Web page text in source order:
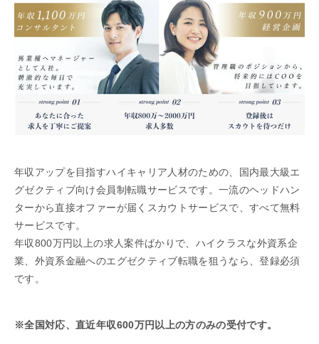
年収アップを目指すハイキャリア人材のための、国内最大級エ
グゼクティブ向け会員制転職サービスです。一流のヘッドハン
ターから直接オファーが届くスカウトサービスで、すべて無料
サービスです。
年収800万円以上の求人案件ばかりで、ハイクラスな外資系企
業、外資系金融へのエグゼクティブ転職を狙うなら、登録必須
です。
※全国対応、直近年収600万円以上の方のみの受付です。